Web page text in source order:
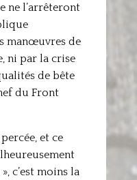
ne l’arrêteront
manœuvres de
ni par la crise
de bête
du Front
et ce
c’est moins la